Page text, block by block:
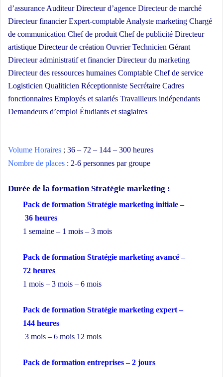
d’assurance Auditeur Directeur d’agence Directeur de marché
Directeur financier Expert-comptable Analyste marketing Chargé
de communication Chef de produit Chef de publicité Directeur
artistique Directeur de création Ouvrier Technicien Gérant
Directeur administratif et financier Directeur du marketing
Directeur des ressources humaines Comptable Chef de service
Logisticien Qualiticien Réceptionniste Secrétaire Cadres
fonctionnaires Employés et salariés Travailleurs indépendants
Demandeurs d’emploi Étudiants et stagiaires
Volume Horaires ; 36 – 72 – 144 – 300 heures
Nombre de places : 2-6 personnes par groupe
Durée de la formationStratégie marketing :
Pack de formation Stratégie marketing initiale –
36 heures
1 semaine – 1 mois – 3 mois
Pack de formation Stratégie marketing avancé –
72 heures
1 mois – 3 mois – 6 mois
Pack de formation Stratégie marketing expert –
144 heures
3 mois – 6 mois 12 mois
Pack de formation entreprises– 2 jours